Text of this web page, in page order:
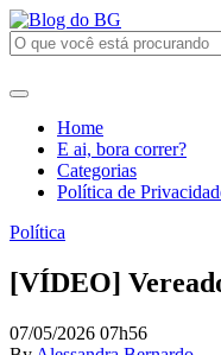
Home
E ai, bora correr?
Categorias
Política de
Política
[VÍDEO]
07/05/2026 07h56